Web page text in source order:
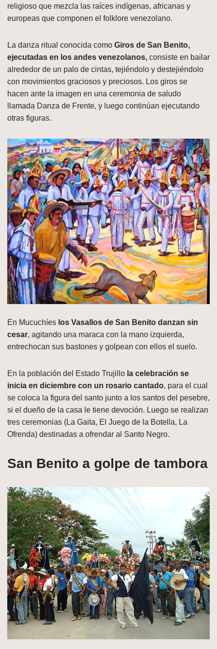
religioso que mezcla las raíces indígenas, africanas y
europeas que componen el folklore venezolano.
La danza ritual conocida como Giros de San Benito,
ejecutadas en los andes venezolanos, consiste en bailar
alrededor de un palo de cintas, tejiéndolo y destejiéndolo
con movimientos graciosos y preciosos. Los giros se
hacen ante la imagen en una ceremonia de saludo
llamada Danza de Frente, y luego continúan ejecutando
otras figuras.
En Mucuchíes los Vasallos de San Benito danzan sin
cesar, agitando una maraca con la mano izquierda,
entrechocan sus bastones y golpean con ellos el suelo.
En la población del Estado Trujillo la celebración se
inicia en diciembre con un rosario cantado, para el cual
se coloca la figura del santo junto a los santos del pesebre,
si el dueño de la casa le tiene devoción. Luego se realizan
tres ceremonias (La Gaita, El Juego de la Botella, La
Ofrenda) destinadas a ofrendar al Santo Negro.
San Benito a golpe de tambora